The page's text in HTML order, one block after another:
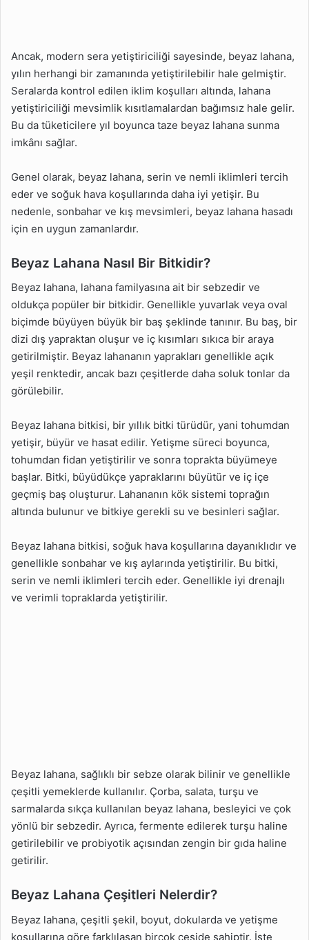
Ancak, modern sera yetiştiriciliği sayesinde, beyaz lahana,
yılın herhangi bir zamanında yetiştirilebilir hale gelmiştir.
Seralarda kontrol edilen iklim koşulları altında, lahana
yetiştiriciliği mevsimlik kısıtlamalardan bağımsız hale gelir.
Bu da tüketicilere yıl boyunca taze beyaz lahana sunma
imkânı sağlar.
Genel olarak, beyaz lahana, serin ve nemli iklimleri tercih
eder ve soğuk hava koşullarında daha iyi yetişir. Bu
nedenle, sonbahar ve kış mevsimleri, beyaz lahana hasadı
için en uygun zamanlardır.
Beyaz Lahana Nasıl Bir Bitkidir?
Beyaz lahana, lahana familyasına ait bir sebzedir ve
oldukça popüler bir bitkidir. Genellikle yuvarlak veya oval
biçimde büyüyen büyük bir baş şeklinde tanınır. Bu baş, bir
dizi dış yapraktan oluşur ve iç kısımları sıkıca bir araya
getirilmiştir. Beyaz lahananın yaprakları genellikle açık
yeşil renktedir, ancak bazı çeşitlerde daha soluk tonlar da
görülebilir.
Beyaz lahana bitkisi, bir yıllık bitki türüdür, yani tohumdan
yetişir, büyür ve hasat edilir. Yetişme süreci boyunca,
tohumdan fidan yetiştirilir ve sonra toprakta büyümeye
başlar. Bitki, büyüdükçe yapraklarını büyütür ve iç içe
geçmiş baş oluşturur. Lahananın kök sistemi toprağın
altında bulunur ve bitkiye gerekli su ve besinleri sağlar.
Beyaz lahana bitkisi, soğuk hava koşullarına dayanıklıdır ve
genellikle sonbahar ve kış aylarında yetiştirilir. Bu bitki,
serin ve nemli iklimleri tercih eder. Genellikle iyi drenajlı
ve verimli topraklarda yetiştirilir.
Beyaz lahana, sağlıklı bir sebze olarak bilinir ve genellikle
çeşitli yemeklerde kullanılır. Çorba, salata, turşu ve
sarmalarda sıkça kullanılan beyaz lahana, besleyici ve çok
yönlü bir sebzedir. Ayrıca, fermente edilerek turşu haline
getirilebilir ve probiyotik açısından zengin bir gıda haline
getirilir.
Beyaz Lahana Çeşitleri Nelerdir?
Beyaz lahana, çeşitli şekil, boyut, dokularda ve yetişme
koşullarına göre farklılaşan birçok çeşide sahiptir. İşte